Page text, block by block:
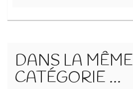
DANS LA MÊME
CATÉGORIE ...